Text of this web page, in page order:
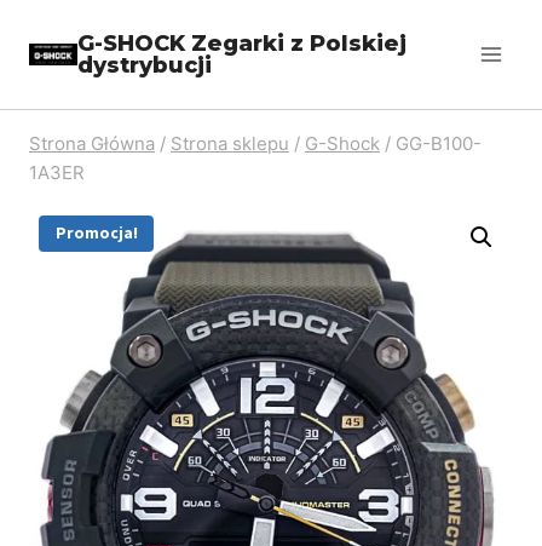
G-SHOCK Zegarki z Polskiej
dystrybucji
Strona Główna / Strona sklepu / G-Shock / GG-B100-
1A3ER
Promocja!